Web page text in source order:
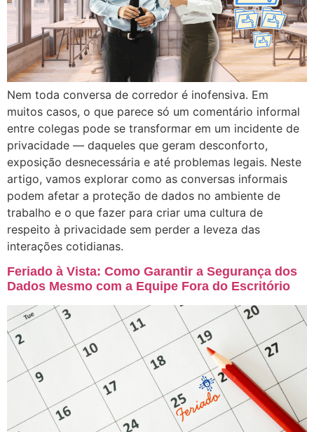
Nem toda conversa de corredor é inofensiva. Em
muitos casos, o que parece só um comentário informal
entre colegas pode se transformar em um incidente de
privacidade — daqueles que geram desconforto,
exposição desnecessária e até problemas legais. Neste
artigo, vamos explorar como as conversas informais
podem afetar a proteção de dados no ambiente de
trabalho e o que fazer para criar uma cultura de
respeito à privacidade sem perder a leveza das
interações cotidianas.
Feriado à Vista: Como Garantir a Segurança dos
Dados Mesmo com a Equipe Fora do Escritório